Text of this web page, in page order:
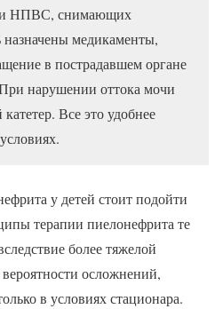
и НПВС, снимающих
медикаменты,
в пострадавшем органе
нарушении оттока мочи
Все это удобнее
у детей стоит подойти
терапии пиелонефрита те
более тяжелой
осложнений,
в условиях стационара.